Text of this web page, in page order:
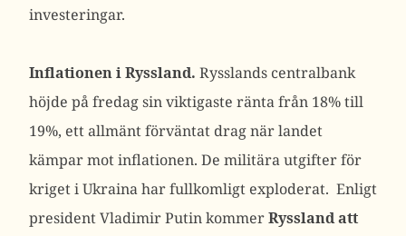
investeringar.
Inflationen i Ryssland. Rysslands centralbank
höjde på fredag ​​sin viktigaste ränta från 18% till
19%, ett allmänt förväntat drag när landet
kämpar mot inflationen. De militära utgifter för
kriget i Ukraina har fullkomligt exploderat. Enligt
president Vladimir Putin kommerRyssland att